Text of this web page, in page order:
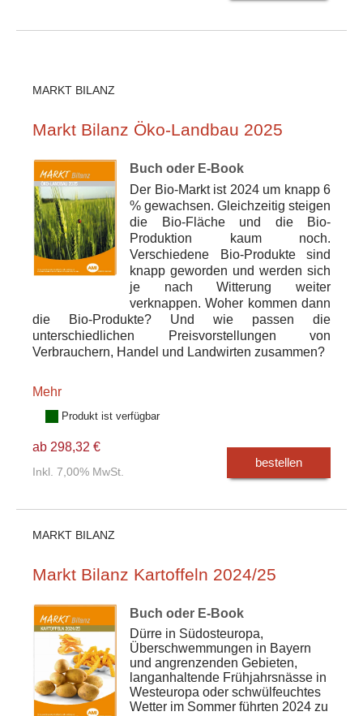
MARKT BILANZ
Markt Bilanz Öko-Landbau 2025
Buch oder E-Book
Der Bio-Markt ist 2024 um knapp 6
% gewachsen. Gleichzeitig steigen
die Bio-Fläche und die Bio-
Produktion kaum noch.
Verschiedene Bio-Produkte sind
knapp geworden und werden sich
je nach Witterung weiter
verknappen. Woher kommen dann
die Bio-Produkte? Und wie passen die
unterschiedlichen Preisvorstellungen von
Verbrauchern, Handel und Landwirten zusammen?
Mehr
Produkt ist verfügbar
ab 298,32 €
Inkl. 7,00% MwSt.
bestellen
MARKT BILANZ
Markt Bilanz Kartoffeln 2024/25
Buch oder E-Book
Dürre in Südosteuropa,
Überschwemmungen in Bayern
und angrenzenden Gebieten,
langanhaltende Frühjahrsnässe in
Westeuropa oder schwülfeuchtes
Wetter im Sommer führten 2024 zu